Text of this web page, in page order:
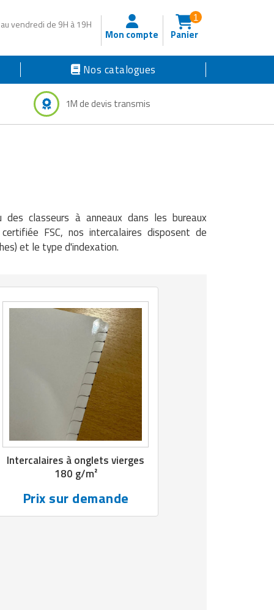
vendredi de 9H à 19H
Mon compte Panier
1
Nos catalogues
1M de devis transmis
classeurs à anneaux dans les bureaux
FSC, nos intercalaires disposent de
et le type d'indexation.
Intercalaires à onglets vierges
180 g/m²
Prix sur demande